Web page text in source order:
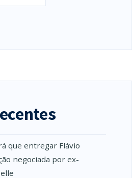
que entregar Flávio
negociada por ex-